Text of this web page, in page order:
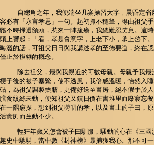
自總角之年，我便端坐几案操習大字，晨昏定省
容必有「永言孝思」一句。起初抓不穩筆，得由祖父
鬚不時掃過額頭，惹來一陣瘙癢，我總難忍笑意。這
頭上響起：「看，孝是會意字，上老下小，承上啓下
晦澀的話，可祖父日日與我講述孝的至德要道，終在
僅止於模糊的概念。
除去祖父，最與我親近的可數母親。母親予我
梗子後的被子塞緊，使不透風，我倍感溫暖，怡然入
砧，為祖父調製藥膳，更備好送至書房，絕不假手於
膳食紋絲未動，便知祖父又鎮日價在書堆里而廢寢忘
在一隅窺探，想到祖父嘮叨的孝，以及書上的子曰，
活實例而生動不少。
輕狂年歲又怎會被子曰馴服，騷動的心在《三
趣史中馳騁，當中數《封神榜》最捕獲我心。那不可